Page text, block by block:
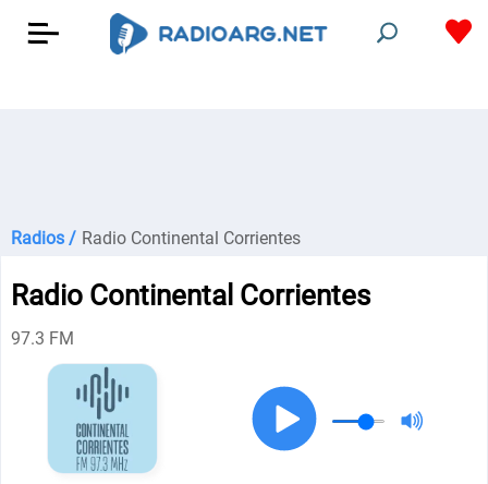
Radios / Radio Continental Corrientes
Radio Continental Corrientes
97.3 FM